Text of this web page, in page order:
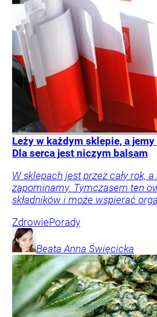
Leży w każdym sklepie, a
Dla serca jest niczym balsam
W sklepach jest przez cały rok,
zapominamy. Tymczasem ten
składników i może wspierać
ZdrowiePorady
Beata Anna Święcicka